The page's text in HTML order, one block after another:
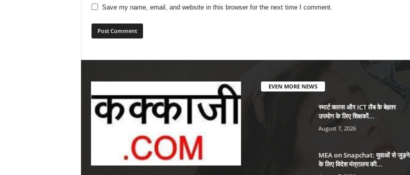
Save my name, email, and website in this browser for the next time I comment.
EVEN MORE NEWS
स्मार्ट क्लास और ICT लैब के बेहतर
उपयोग के लिए शिक्षकों...
August 7, 2026
MEA on Snapchat: युवाओं से जुड़ने
के लिए विदेश मंत्रालय की...